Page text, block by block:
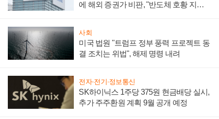
에 해외 증권가 비판, "반도체 호황 지속
사회
미국 법원 "트럼프 정부 풍력 프로젝트 동
결 조치는 위법", 해제 명령 내려
전자·전기·정보통신
SK하이닉스 1주당 375원 현금배당 실시,
추가 주주환원 계획 9월 공개 예정